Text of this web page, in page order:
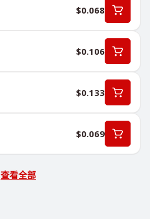
$0.068
$0.106
$0.133
$0.069
查看全部